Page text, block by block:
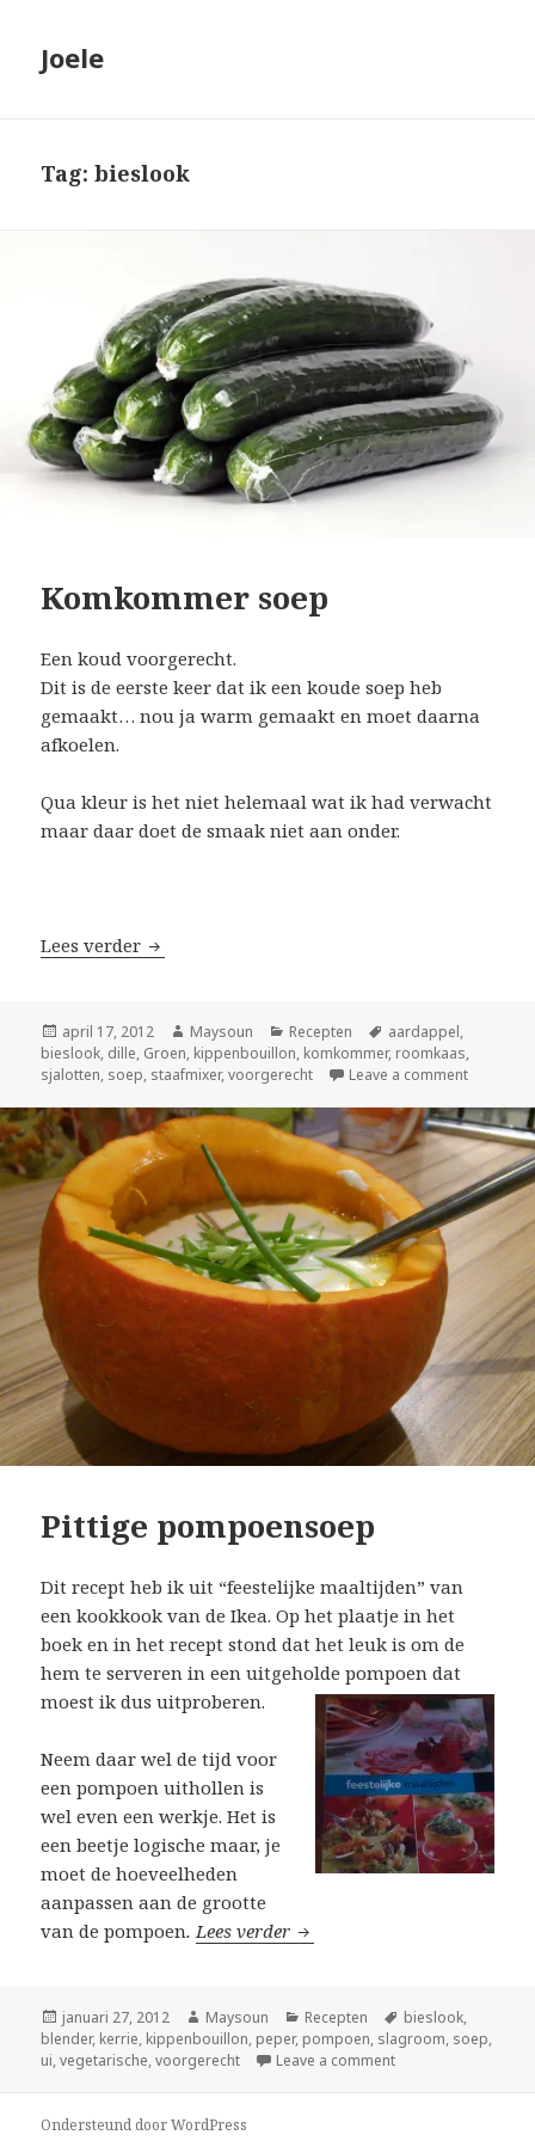
Joele
Tag: bieslook
Komkommer soep
Een koud voorgerecht.
Dit is de eerste keer dat ik een koude soep heb
gemaakt… nou ja warm gemaakt en moet daarna
afkoelen.
Qua kleur is het niet helemaal wat ik had verwacht
maar daar doet de smaak niet aan onder.
Lees verder Komkommer soep
Geplaatst
op
april 17, 2012 Auteur
Maysoun Categorieën
Recepten Tags
aardappel,
bieslook, dille, Groen, kippenbouillon, komkommer, roomkaas,
sjalotten, soep, staafmixer,voorgerecht Leave a comment
Pittige pompoensoep
Dit recept heb ik uit “feestelijke maaltijden” van
een kookkook van de Ikea. Op het plaatje in het
boek en in het recept stond dat het leuk is om de
hem te serveren in een uitgeholde pompoen dat
moest ik dus uitproberen.
Neem daar wel de tijd voor
een pompoen uithollen is
wel even een werkje. Het is
een beetje logische maar, je
moet de hoeveelheden
aanpassen aan de grootte
van de pompoen.Lees verder Pittige pompoensoep
Geplaatst
op
januari 27, 2012 Auteur
Maysoun Categorieën
Recepten Tags
bieslook,
blender, kerrie, kippenbouillon, peper, pompoen, slagroom, soep,
ui,vegetarische,voorgerecht Leave a comment
Ondersteund door WordPress